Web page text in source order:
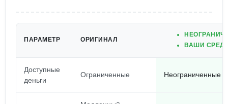
ПАРАМЕТР ОРИГИНАЛ
ВАШИ
Доступные
деньги
Ограниченные Неограниченные